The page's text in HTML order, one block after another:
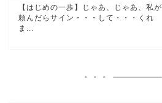
【はじめの一歩】じゃあ、じゃあ、私が
頼んだらサイン・・・して・・・くれ
ま...